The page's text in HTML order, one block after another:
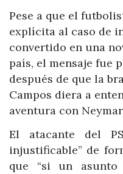
Pese a que el
explícita al caso de
convertido en una
país, el mensaje fue
después de que la
Campos diera a
aventura con
El atacante del
injustificable” de
que “si un